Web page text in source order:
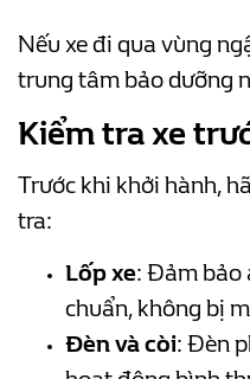
Nếu xe đi qua vùng
trung tâm bảo dưỡng
Kiểm tra xe
Trước khi khởi hành,
tra:
Lốp xe: Đảm bảo
chuẩn, không bị
Đèn và còi: Đèn